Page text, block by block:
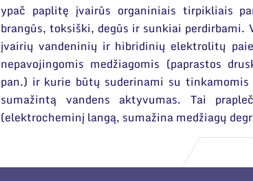
ypač paplitę įvairūs organiniais tirpikliais
brangūs, toksiški, degūs ir sunkiai
įvairių vandeninių ir hibridinių elektrolitų
nepavojingomis medžiagomis (paprastos
pan.) ir kurie būtų suderinami su
sumažintą vandens aktyvumas. Tai
(elektrocheminį langą, sumažina medžiagų